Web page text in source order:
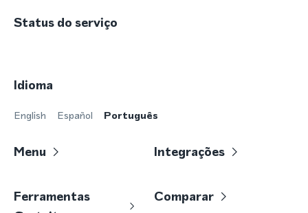
Status do serviço
Idioma
English Español Português
Menu Integrações
Ferramentas
Comparar